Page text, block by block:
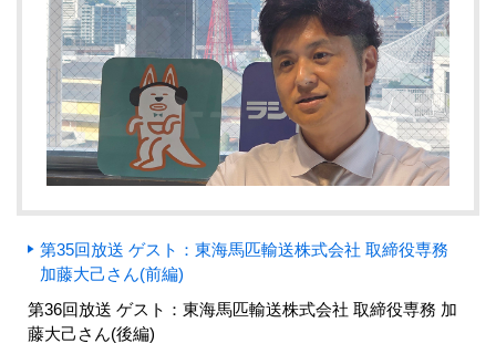
第35回放送 ゲスト：東海馬匹輸送株式会社 取締役専務
加藤大己さん(前編)
第36回放送 ゲスト：東海馬匹輸送株式会社 取締役専務 加
藤大己さん(後編)